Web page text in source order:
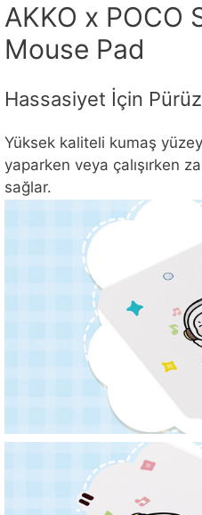
AKKO x POCO
Mouse Pad
Hassasiyet İçin
Yüksek kaliteli kumaş
yaparken veya çalışırken
sağlar.